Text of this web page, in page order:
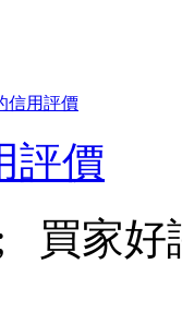
信用評價
評價
買家好